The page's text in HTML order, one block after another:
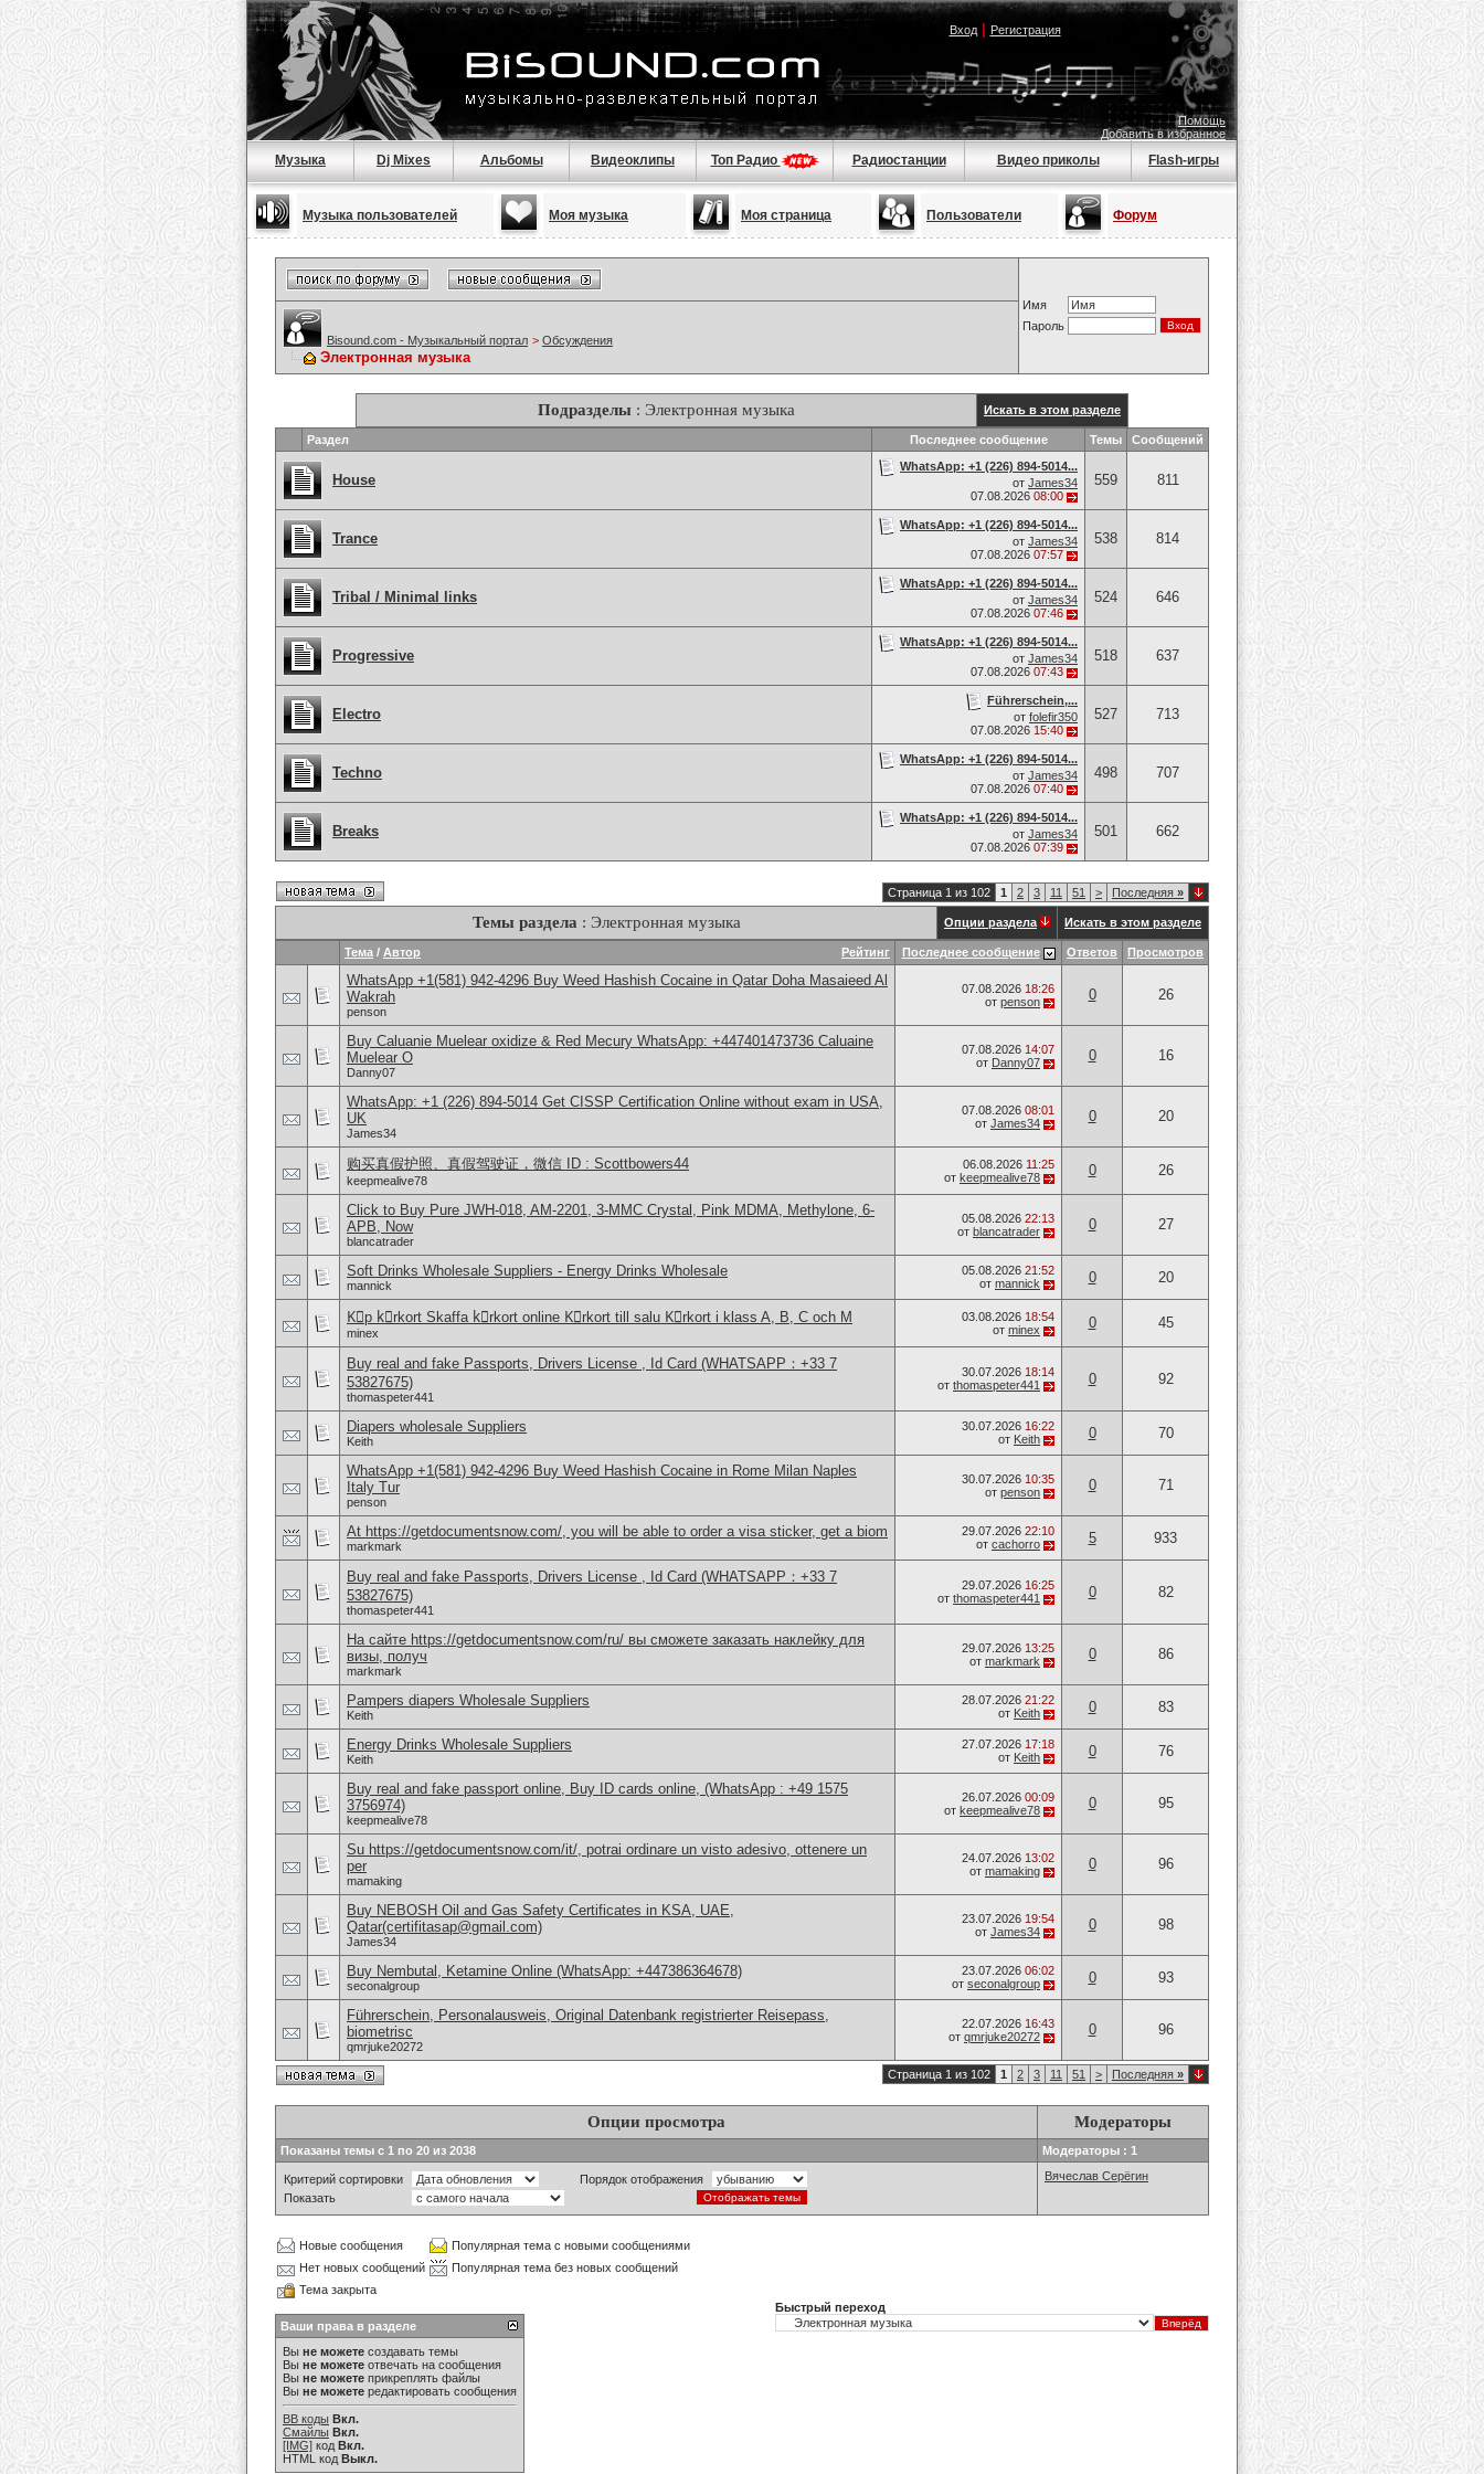
Вход| Регистрация
Помощь
Добавить в избранное
Музыка Dj Mixes Альбомы Видеоклипы Топ Радио Радиостанции Видео приколы Flash-игры
Музыка пользователей Моя музыка Моя страница Пользователи Форум
Имя
Пароль
Bisound.com - Музыкальный портал > Обсуждения
Электронная музыка
Подразделы : Электронная музыка Искать в этом разделе
Раздел Последнее сообщение Темы Сообщений
House
WhatsApp: +1 (226) 894-5014​...
от James34
07.08.2026 08:00
559 811
Trance
WhatsApp: +1 (226) 894-5014​...
от James34
07.08.2026 07:57
538 814
Tribal / Minimal links
WhatsApp: +1 (226) 894-5014​...
от James34
07.08.2026 07:46
524 646
Progressive
WhatsApp: +1 (226) 894-5014​...
от James34
07.08.2026 07:43
518 637
Electro
Führerschein,...
от folefir350
07.08.2026 15:40
527 713
Techno
WhatsApp: +1 (226) 894-5014​...
от James34
07.08.2026 07:40
498 707
Breaks
WhatsApp: +1 (226) 894-5014​...
от James34
07.08.2026 07:39
501 662
Страница 1 из 102 1 2 3 11 51 > Последняя »
Темы раздела : Электронная музыка Опции раздела Искать в этом разделе
Рейтинг
Тема / Автор Последнее сообщение Ответов Просмотров
WhatsApp +1(581) 942-4296 Buy Weed Hashish Cocaine in Qatar Doha Masaieed Al
Wakrah
penson
07.08.2026 18:26
от penson 0 26
Buy Caluanie Muelear oxidize & Red Mecury WhatsApp: +447401473736 Caluaine
Muelear O
Danny07
07.08.2026 14:07
от Danny07 0 16
WhatsApp: +1 (226) 894-5014​ Get CISSP Certification Online without exam in USA,
UK
James34
07.08.2026 08:01
от James34 0 20
购买真假护照、真假驾驶证，微信 ID : Scottbowers44
keepmealive78
06.08.2026 11:25
от keepmealive78 0 26
Click to Buy Pure JWH-018, AM-2201, 3-MMC Crystal, Pink MDMA, Methylone, 6-
APB, Now
blancatrader
05.08.2026 22:13
от blancatrader 0 27
Soft Drinks Wholesale Suppliers - Energy Drinks Wholesale
mannick
05.08.2026 21:52
от mannick 0 20
Kِp kِrkort Skaffa kِrkort online Kِrkort till salu Kِrkort i klass A, B, C och M
minex
03.08.2026 18:54
от minex 0 45
Buy real and fake Passports, Drivers License , Id Card (WHATSAPP：+33 7
53827675)
thomaspeter441
30.07.2026 18:14
от thomaspeter441 0 92
Diapers wholesale Suppliers
Keith
30.07.2026 16:22
от Keith 0 70
WhatsApp +1(581) 942-4296 Buy Weed Hashish Cocaine in Rome Milan Naples
Italy Tur
penson
30.07.2026 10:35
от penson 0 71
At https://getdocumentsnow.com/, you will be able to order a visa sticker, get a biom
markmark
29.07.2026 22:10
от cachorro 5 933
Buy real and fake Passports, Drivers License , Id Card (WHATSAPP：+33 7
53827675)
thomaspeter441
29.07.2026 16:25
от thomaspeter441 0 82
На сайте https://getdocumentsnow.com/ru/ вы сможете заказать наклейку для
визы, получ
markmark
29.07.2026 13:25
от markmark 0 86
Pampers diapers Wholesale Suppliers
Keith
28.07.2026 21:22
от Keith 0 83
Energy Drinks Wholesale Suppliers
Keith
27.07.2026 17:18
от Keith 0 76
Buy real and fake passport online, Buy ID cards online, (WhatsApp : +49 1575
3756974)
keepmealive78
26.07.2026 00:09
от keepmealive78 0 95
Su https://getdocumentsnow.com/it/, potrai ordinare un visto adesivo, ottenere un
per
mamaking
24.07.2026 13:02
от mamaking 0 96
Buy NEBOSH Oil and Gas Safety Certificates in KSA, UAE,
Qatar(certifitasap@gmail.com)
James34
23.07.2026 19:54
от James34 0 98
Buy Nembutal, Ketamine Online (WhatsApp: +447386364678)
seconalgroup
23.07.2026 06:02
от seconalgroup 0 93
Führerschein, Personalausweis, Original Datenbank registrierter Reisepass,
biometrisc
qmrjuke20272
22.07.2026 16:43
от qmrjuke20272 0 96
Страница 1 из 102 1 2 3 11 51 > Последняя »
Опции просмотра Модераторы
Показаны темы с 1 по 20 из 2038 Модераторы : 1
Критерий сортировки
Порядок отображения
Показать
Вячеслав Серёгин
Новые сообщения
Популярная тема с новыми сообщениями
Нет новых сообщений
Популярная тема без новых сообщений
Тема закрыта
Ваши права в разделе
Вы не можете создавать темы
Вы не можете отвечать на сообщения
Вы не можете прикреплять файлы
Вы не можете редактировать сообщения
BB коды Вкл.
Смайлы Вкл.
[IMG] код Вкл.
HTML код Выкл.
Быстрый переход